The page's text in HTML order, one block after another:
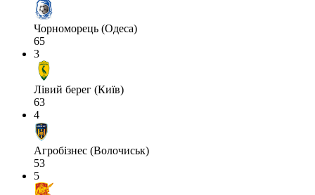
Чорноморець (Одеса)
65
3
Лівий берег (Київ)
63
4
Агробізнес (Волочиськ)
53
5